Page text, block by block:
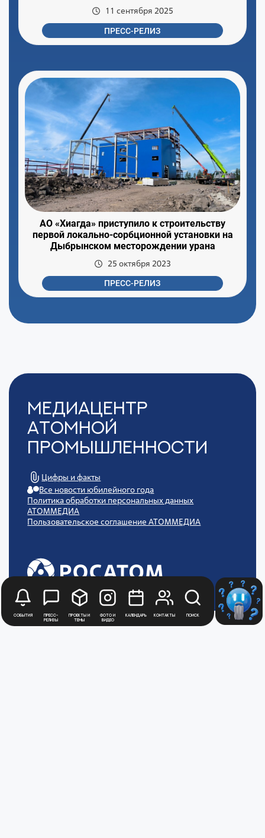
События
Пресс-
релизы
Проекты и
темы
Фото и
видео
Календарь Контакты Поиск
11 сентября 2025
ПРЕСС-РЕЛИЗ
АО «Хиагда» приступило к строительству
первой локально-сорбционной установки на
Дыбрынском месторождении урана
25 октября 2023
ПРЕСС-РЕЛИЗ
Медиацентр
Атомной
Промышленности
Цифры и факты
Все новости юбилейного года
Политика обработки персональных данных
АТОММЕДИА
Пользовательское соглашение АТОММЕДИА